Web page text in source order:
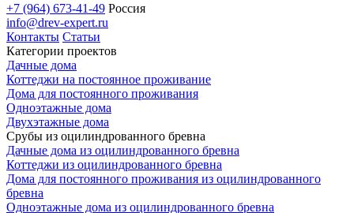
+7 (964) 673-41-49 Россия
info@drev-expert.ru
Контакты Статьи
Категории проектов
Дачные дома
Коттеджи на постоянное проживание
Дома для постоянного проживания
Одноэтажные дома
Двухэтажные дома
Срубы из оцилиндрованного бревна
Дачные дома из оцилиндрованного бревна
Коттеджи из оцилиндрованного бревна
Дома для постоянного проживания из оцилиндрованного
бревна
Одноэтажные дома из оцилиндрованного бревна